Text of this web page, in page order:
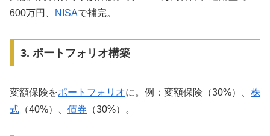
600万円、
NISAで補完。
3. ポートフォリオ構築
変額保険をポートフォリオに。例：変額保険（30%）、 株
式 （40%）、 債券 （30%）。